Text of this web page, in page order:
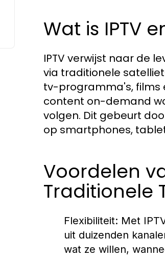
Wat is IPTV
IPTV verwijst naar de
via traditionele
tv-programma's, films
content on-demand
volgen. Dit gebeurt
op smartphones,
Voordelen
Traditionele
Flexibiliteit: Met
uit duizenden
wat ze willen,